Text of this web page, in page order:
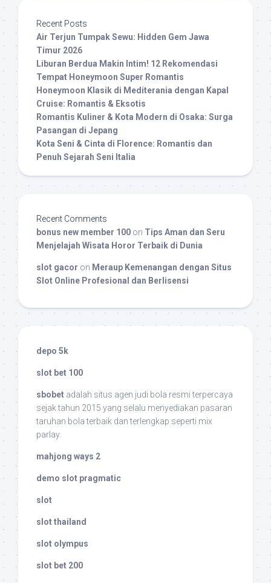
Recent Posts
Air Terjun Tumpak Sewu: Hidden Gem Jawa
Timur 2026
Liburan Berdua Makin Intim! 12 Rekomendasi
Tempat Honeymoon Super Romantis
Honeymoon Klasik di Mediterania dengan Kapal
Cruise: Romantis & Eksotis
Romantis Kuliner & Kota Modern di Osaka: Surga
Pasangan di Jepang
Kota Seni & Cinta di Florence: Romantis dan
Penuh Sejarah Seni Italia
Recent Comments
bonus new member 100 on Tips Aman dan Seru
Menjelajah Wisata Horor Terbaik di Dunia
slot gacor on Meraup Kemenangan dengan Situs
Slot Online Profesional dan Berlisensi
depo 5k
slot bet 100
sbobet adalah situs agen judi bola resmi terpercaya
sejak tahun 2015 yang selalu menyediakan pasaran
taruhan bola terbaik dan terlengkap seperti mix
parlay.
mahjong ways 2
demo slot pragmatic
slot
slot thailand
slot olympus
slot bet 200